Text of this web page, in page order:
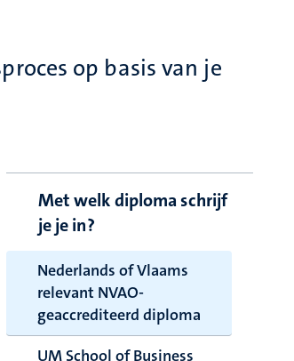
op basis van je
Met welk diploma schrijf
je je in?
Nederlands of Vlaams
relevant NVAO-
geaccrediteerd diploma
UM School of Business